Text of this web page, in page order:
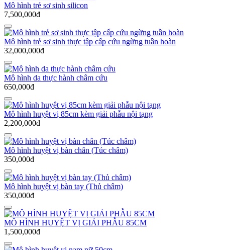
Mô hình trẻ sơ sinh silicon
7,500,000đ
Mô hình trẻ sơ sinh thực tập cấp cứu ngừng tuần hoàn
32,000,000đ
Mô hình da thực hành châm cứu
650,000đ
Mô hình huyệt vị 85cm kèm giải phẫu nội tạng
2,200,000đ
Mô hình huyệt vị bàn chân (Túc châm)
350,000đ
Mô hình huyệt vị bàn tay (Thủ châm)
350,000đ
MÔ HÌNH HUYỆT VỊ GIẢI PHẪU 85CM
1,500,000đ